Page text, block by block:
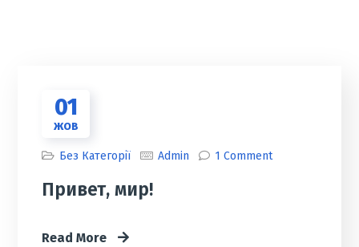
01
ЖОВ
Без Категорії Admin 1 Comment
Привет, мир!
Read More